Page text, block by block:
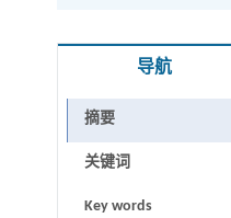
导航
摘要
关键词
Key words